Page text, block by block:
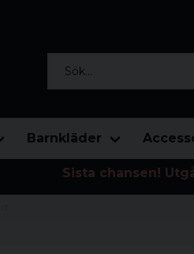
Barnkläder
Sista chansen!